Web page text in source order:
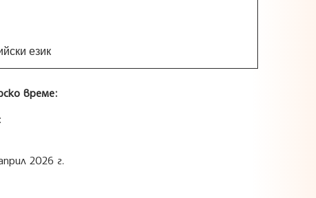
език
време:
2026 г.